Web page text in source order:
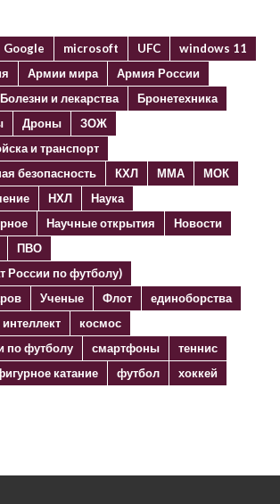
Google microsoft UFC
windows 11
Армии мира
Армия России
Болезни и лекарства
Бронетехника
Дроны
ЗОЖ
и транспорт
безопасность
КХЛ ММА
МОК
НХЛ
Наука
Научные открытия
Новости
ПВО
России по футболу)
Ученые Флот
единоборства
космос
по футболу
смартфоны
теннис
катание футбол хоккей